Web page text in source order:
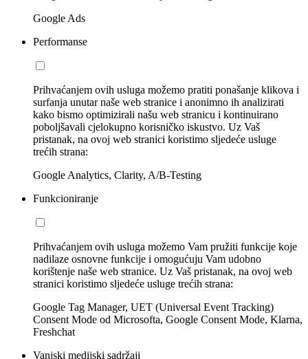
Google Ads
Performanse
Prihvaćanjem ovih usluga možemo pratiti ponašanje klikova i
surfanja unutar naše web stranice i anonimno ih analizirati
kako bismo optimizirali našu web stranicu i kontinuirano
poboljšavali cjelokupno korisničko iskustvo. Uz Vaš
pristanak, na ovoj web stranici koristimo sljedeće usluge
trećih strana:
Google Analytics, Clarity, A/B-Testing
Funkcioniranje
Prihvaćanjem ovih usluga možemo Vam pružiti funkcije koje
nadilaze osnovne funkcije i omogućuju Vam udobno
korištenje naše web stranice. Uz Vaš pristanak, na ovoj web
stranici koristimo sljedeće usluge trećih strana:
Google Tag Manager, UET (Universal Event Tracking)
Consent Mode od Microsofta, Google Consent Mode, Klarna,
Freshchat
Vanjski medijski sadržaji